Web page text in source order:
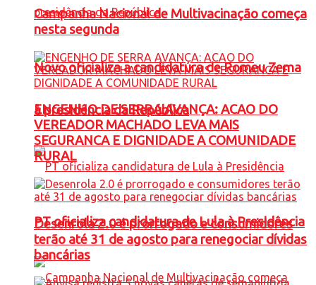
Novo oficializa a candidatura de Romeu Zema
à presidência da República
PT oficializa candidatura de Lula à Presidência
Campanha Nacional de Multivacinação começa
nesta segunda
ENGENHO DE SERRA AVANÇA: ACAO DO
VEREADOR MACHADO LEVA MAIS
SEGURANCA E DIGNIDADE A COMUNIDADE
RURAL
Desenrola 2.0 é prorrogado e consumidores
terão até 31 de agosto para renegociar dívidas
bancárias